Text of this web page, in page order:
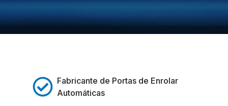
Fabricante de Portas de Enrolar
Automáticas